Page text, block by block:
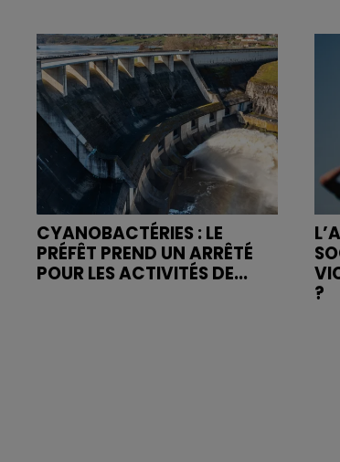
CYANOBACTÉRIES : LE
PRÉFÊT PREND UN ARRÊTÉ
POUR LES ACTIVITÉS DE...
?